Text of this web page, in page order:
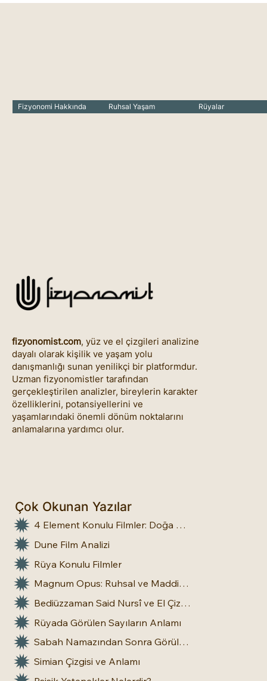
Fizyonomi Hakkında Ruhsal Yaşam Rüyalar
fizyonomist.com, yüz ve el çizgileri analizine
dayalı olarak kişilik ve yaşam yolu
danışmanlığı sunan yenilikçi bir platformdur.
Uzman fizyonomistler tarafından
gerçekleştirilen analizler, bireylerin karakter
özelliklerini, potansiyellerini ve
yaşamlarındaki önemli dönüm noktalarını
anlamalarına yardımcı olur.
Çok Okunan Yazılar
4 Element Konulu Filmler: Doğa Üstü Güçler
Dune Film Analizi
Rüya Konulu Filmler
Magnum Opus: Ruhsal ve Maddi Dönüşümün Büyük Eseri
Bediüzzaman Said Nursî ve El Çizgileri: İnsan Doğasına Dair Bir Bakış
Rüyada Görülen Sayıların Anlamı
Sabah Namazından Sonra Görülen Rüya Gerçek Olur mu?
Simian Çizgisi ve Anlamı